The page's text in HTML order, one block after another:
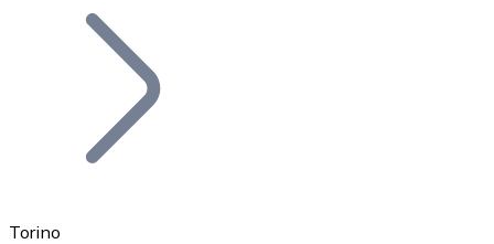
Bitcoin
Torino